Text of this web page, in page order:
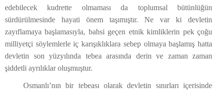
edebilecek kudrette olmaması da toplumsal bütünlüğün
sürdürülmesinde hayati önem taşımıştır. Ne var ki devletin
zayıflamaya başlamasıyla, bahsi geçen etnik kimliklerin pek çoğu
milliyetçi söylemlerle iç karışıklıklara sebep olmaya başlamış hatta
devletin son yüzyılında tebea arasında derin ve zaman zaman
şiddetli ayrılıklar oluşmuştur.
Osmanlı’nın bir tebeası olarak devletin sınırları içerisinde